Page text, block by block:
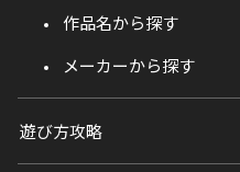
作品名から探す
メーカーから探す
遊び方攻略